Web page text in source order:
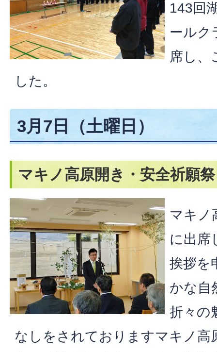
143回
ールク
席し、
した。
3月7日（土曜日）
マキノ高原開き・安全祈願祭
マキノ
に出席
挨拶を
かな自
折々の
なしをされておりますマキノ高